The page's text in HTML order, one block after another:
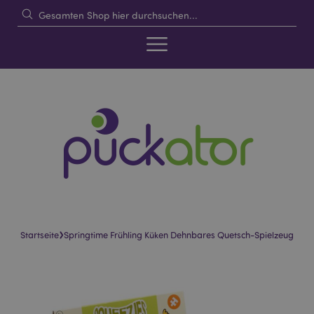
Startseite›Springtime Frühling Küken Dehnbares Quetsch-Spielzeug